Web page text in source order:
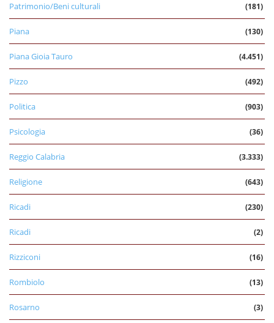
Patrimonio/Beni culturali (181)
Piana (130)
Piana Gioia Tauro (4.451)
Pizzo (492)
Politica (903)
Psicologia (36)
Reggio Calabria (3.333)
Religione (643)
Ricadi (230)
Ricadi (2)
Rizziconi (16)
Rombiolo (13)
Rosarno (3)